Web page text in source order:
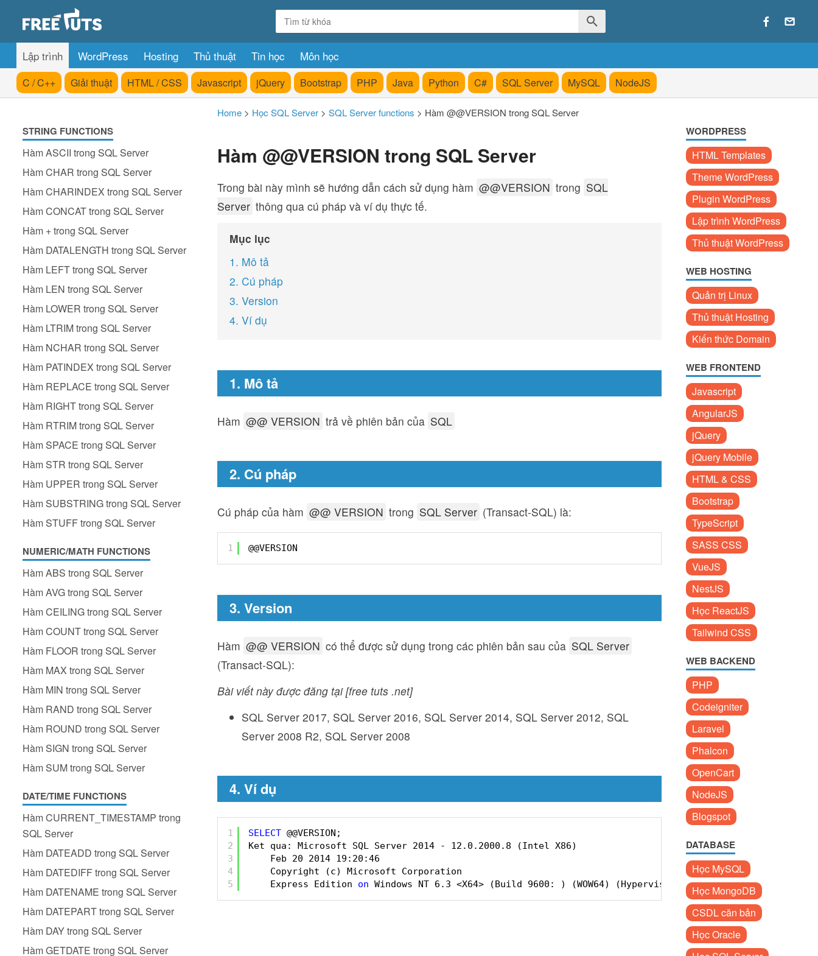
Lập trình WordPress Hosting Thủ thuật Tin học Môn học
C / C++ Giải thuật HTML / CSS Javascript jQuery Bootstrap PHP Java Python C# SQL Server MySQL NodeJS
STRING FUNCTIONS
Hàm ASCII trong SQL Server
Hàm CHAR trong SQL Server
Hàm CHARINDEX trong SQL Server
Hàm CONCAT trong SQL Server
Hàm + trong SQL Server
Hàm DATALENGTH trong SQL Server
Hàm LEFT trong SQL Server
Hàm LEN trong SQL Server
Hàm LOWER trong SQL Server
Hàm LTRIM trong SQL Server
Hàm NCHAR trong SQL Server
Hàm PATINDEX trong SQL Server
Hàm REPLACE trong SQL Server
Hàm RIGHT trong SQL Server
Hàm RTRIM trong SQL Server
Hàm SPACE trong SQL Server
Hàm STR trong SQL Server
Hàm UPPER trong SQL Server
Hàm SUBSTRING trong SQL Server
Hàm STUFF trong SQL Server
NUMERIC/MATH FUNCTIONS
Hàm ABS trong SQL Server
Hàm AVG trong SQL Server
Hàm CEILING trong SQL Server
Hàm COUNT trong SQL Server
Hàm FLOOR trong SQL Server
Hàm MAX trong SQL Server
Hàm MIN trong SQL Server
Hàm RAND trong SQL Server
Hàm ROUND trong SQL Server
Hàm SIGN trong SQL Server
Hàm SUM trong SQL Server
DATE/TIME FUNCTIONS
Hàm CURRENT_TIMESTAMP trong
SQL Server
Hàm DATEADD trong SQL Server
Hàm DATEDIFF trong SQL Server
Hàm DATENAME trong SQL Server
Hàm DATEPART trong SQL Server
Hàm DAY trong SQL Server
Hàm GETDATE trong SQL Server
Home > Học SQL Server > SQL Server functions > Hàm @@VERSION trong SQL Server
Hàm @@VERSION trong SQL Server
Trong bài này mình sẽ hướng dẫn cách sử dụng hàm @@VERSION trong SQL
Server thông qua cú pháp và ví dụ thực tế.
Mục lục
1. Mô tả
2. Cú pháp
3. Version
4. Ví dụ
1. Mô tả
Hàm @@ VERSION trả về phiên bản của SQL
2. Cú pháp
Cú pháp của hàm @@ VERSION trong SQL Server (Transact-SQL) là:
1 @@VERSION
3. Version
Hàm @@ VERSION có thể được sử dụng trong các phiên bản sau của SQL Server
(Transact-SQL):
Bài viết này được đăng tại [free tuts .net]
SQL Server 2017, SQL Server 2016, SQL Server 2014, SQL Server 2012, SQL
Server 2008 R2, SQL Server 2008
4. Ví dụ
1
2
3
4
5
SELECT @@VERSION;
Ket qua: Microsoft SQL Server 2014 - 12.0.2000.8 (Intel X86)
Feb 20 2014 19:20:46
Copyright (c) Microsoft Corporation
Express Edition on Windows NT 6.3 <X64> (Build 9600: ) (WOW64) (Hypervisor)
WORDPRESS
HTML Templates
Theme WordPress
Plugin WordPress
Lập trình WordPress
Thủ thuật WordPress
WEB HOSTING
Quản trị Linux
Thủ thuật Hosting
Kiến thức Domain
WEB FRONTEND
Javascript
AngularJS
jQuery
jQuery Mobile
HTML & CSS
Bootstrap
TypeScript
SASS CSS
VueJS
NestJS
Học ReactJS
Tailwind CSS
WEB BACKEND
PHP
Codeigniter
Laravel
Phalcon
OpenCart
NodeJS
Blogspot
DATABASE
Học MySQL
Học MongoDB
CSDL căn bản
Học Oracle